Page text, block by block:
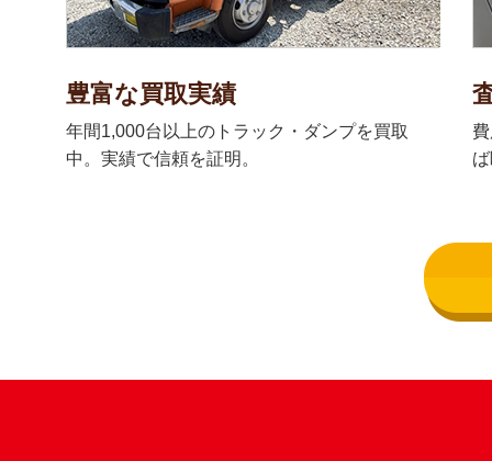
豊富な買取実績
年間1,000台以上のトラック・ダンプを買取
中。実績で信頼を証明。